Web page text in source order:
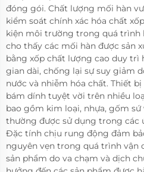
đóng gói. Chất lượng mối hàn
kiểm soát chính xác hóa chất
kiện môi trường trong quá trình
cho thấy các mối hàn được sản
bằng xốp chất lượng cao duy trì
gian dài, chống lại sự suy giảm
nước và nhiễm hóa chất. Thiết
bám dính tuyệt vời trên nhiều
bao gồm kim loại, nhựa, gốm
thường được sử dụng trong các
Đặc tính chịu rung động đảm
nguyên vẹn trong quá trình vận
sản phẩm do va chạm và dịch